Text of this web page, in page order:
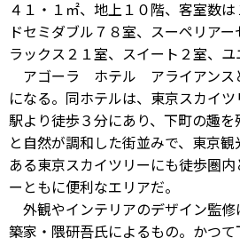
４１・１㎡、地上１０階、客室数
ドセミダブル７８室、スーペリア
ラックス２１室、スイート２室、ユ
アゴーラ ホテル アライアンス
になる。同ホテルは、東京スカイツ
駅より徒歩３分にあり、下町の趣
と自然が調和した街並みで、東京
ある東京スカイツリーにも徒歩圏
ーともに便利なエリアだ。
外観やインテリアのデザイン監
築家・隈研吾氏によるもの。かつ